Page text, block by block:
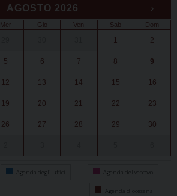
AGOSTO 2026 ›
Mer Gio Ven Sab Dom
1 2
5 6 7 8 9
12 13 14 15 16
19 20 21 22 23
26 27 28 29 30
Agenda degli uffici Agenda del vescovo
Agenda diocesana